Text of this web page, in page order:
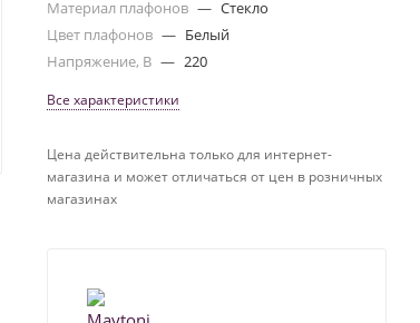
Материал плафонов — Стекло
Цвет плафонов — Белый
Напряжение, В — 220
Все характеристики
Цена действительна только для интернет-
магазина и может отличаться от цен в розничных
магазинах